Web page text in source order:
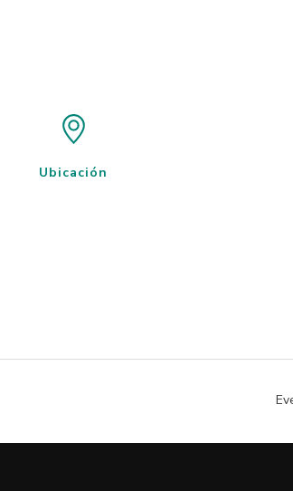
Ubicación